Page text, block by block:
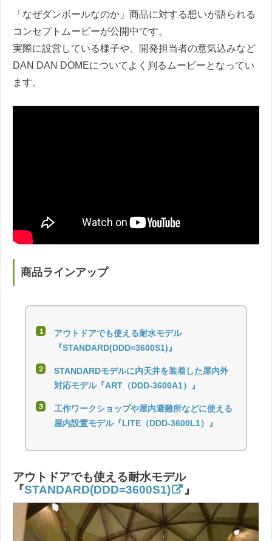
「なぜダンボールなのか」商品に対する想いが語られる
コンセプトムービーが公開中です。
実際に設営している様子や、開発担当者の意気込みなど
DAN DAN DOMEについてよく判るムービーとなってい
ます。
商品ラインアップ
アウトドアでも使える耐水モデル
『STANDARD(DDD=3600S1)』
STANDARDモデルに内天井を装着した屋内外
対応モデル『ART（DDD-3600A1）』
工作ワークショップや屋内避難所などに使える
屋内設置モデル『LITE（DDD-3600L1）』
アウトドアでも使える耐水モデル
『STANDARD(DDD=3600S1) 』